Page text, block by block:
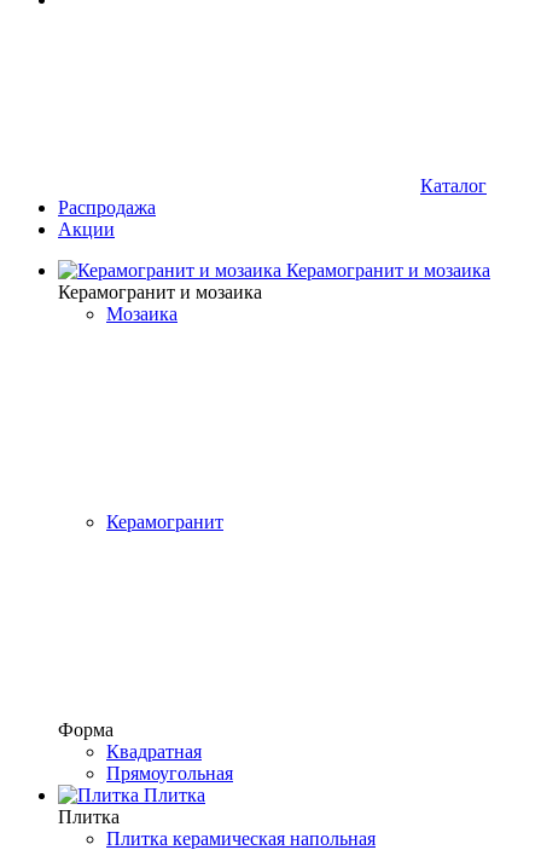
Каталог
Распродажа
Акции
Керамогранит и мозаика
Керамогранит и мозаика
Мозаика
Керамогранит
Форма
Квадратная
Прямоугольная
Плитка
Плитка
Плитка керамическая напольная